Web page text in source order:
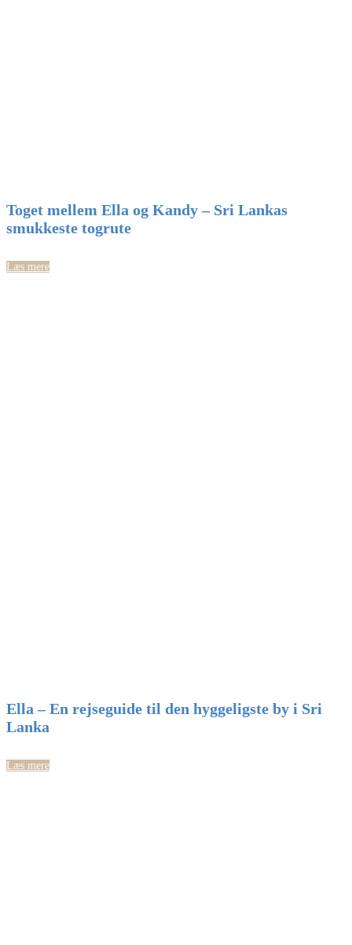
Toget mellem Ella og Kandy – Sri Lankas
smukkeste togrute
Læs mere
Ella – En rejseguide til den hyggeligste by i Sri
Lanka
Læs mere